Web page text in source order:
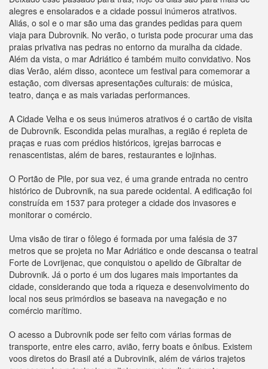
alegres e ensolarados e a cidade possui inúmeros atrativos.
Aliás, o sol e o mar são uma das grandes pedidas para quem
viaja para Dubrovnik. No verão, o turista pode procurar uma das
praias privativa nas pedras no entorno da muralha da cidade.
Além da vista, o mar Adriático é também muito convidativo. Nos
dias Verão, além disso, acontece um festival para comemorar a
estação, com diversas apresentações culturais: de música,
teatro, dança e as mais variadas performances.
A Cidade Velha e os seus inúmeros atrativos é o cartão de visita
de Dubrovnik. Escondida pelas muralhas, a região é repleta de
praças e ruas com prédios históricos, igrejas barrocas e
renascentistas, além de bares, restaurantes e lojinhas.
O Portão de Pile, por sua vez, é uma grande entrada no centro
histórico de Dubrovnik, na sua parede ocidental. A edificação foi
construída em 1537 para proteger a cidade dos invasores e
monitorar o comércio.
Uma visão de tirar o fôlego é formada por uma falésia de 37
metros que se projeta no Mar Adriático e onde descansa o teatral
Forte de Lovrijenac, que conquistou o apelido de Gibraltar de
Dubrovnik. Já o porto é um dos lugares mais importantes da
cidade, considerando que toda a riqueza e desenvolvimento do
local nos seus primórdios se baseava na navegação e no
comércio marítimo.
O acesso a Dubrovnik pode ser feito com várias formas de
transporte, entre eles carro, avião, ferry boats e ônibus. Existem
voos diretos do Brasil até a Dubrovinik, além de vários trajetos